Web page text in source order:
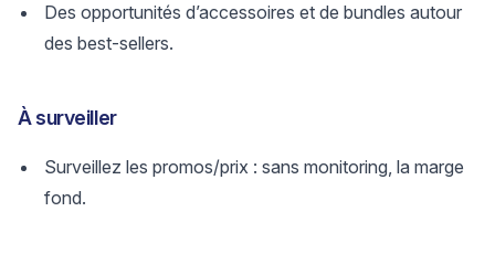
Des opportunités d’accessoires et de bundles autour
des best-sellers.
À surveiller
Surveillez les promos/prix : sans monitoring, la marge
fond.